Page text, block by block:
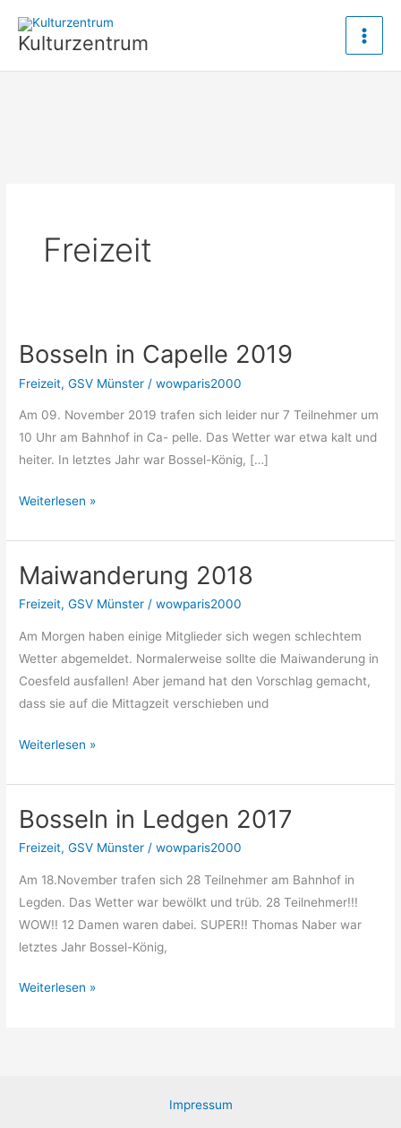
Inhalt
springen
Kulturzentrum
Freizeit
Bosseln in Capelle 2019
Freizeit,GSV Münster /wowparis2000
Am 09. November 2019 trafen sich leider nur 7 Teilnehmer um
10 Uhr am Bahnhof in Ca- pelle. Das Wetter war etwa kalt und
heiter. In letztes Jahr war Bossel-König, […]
Bosseln
Capelle
2019
Weiterlesen »
Maiwanderung 2018
Freizeit,GSV Münster /wowparis2000
Am Morgen haben einige Mitglieder sich wegen schlechtem
Wetter abgemeldet. Normalerweise sollte die Maiwanderung in
Coesfeld ausfallen! Aber jemand hat den Vorschlag gemacht,
dass sie auf die Mittagzeit verschieben und
Maiwanderung
Weiterlesen »
Bosseln in Ledgen 2017
Freizeit,GSV Münster /wowparis2000
Am 18.November trafen sich 28 Teilnehmer am Bahnhof in
Legden. Das Wetter war bewölkt und trüb. 28 Teilnehmer!!!
WOW!! 12 Damen waren dabei. SUPER!! Thomas Naber war
letztes Jahr Bossel-König,
Bosseln
Weiterlesen »
Impressum